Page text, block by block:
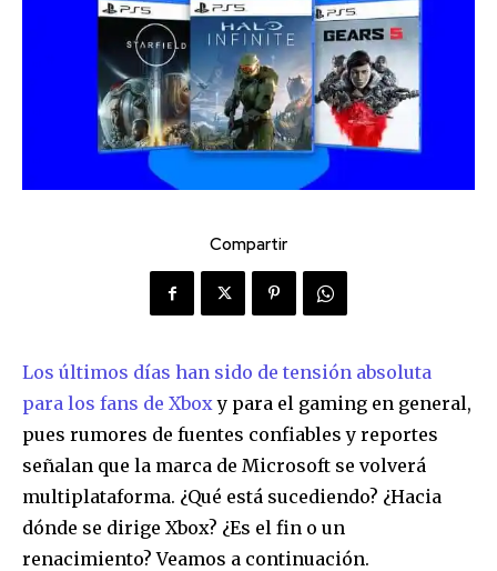
Compartir
Los últimos días han sido de tensión absoluta
para los fans de Xboxy para el gaming en general,
pues rumores de fuentes confiables y reportes
señalan que la marca de Microsoft se volverá
multiplataforma. ¿Qué está sucediendo? ¿Hacia
dónde se dirige Xbox? ¿Es el fin o un
renacimiento? Veamos a continuación.